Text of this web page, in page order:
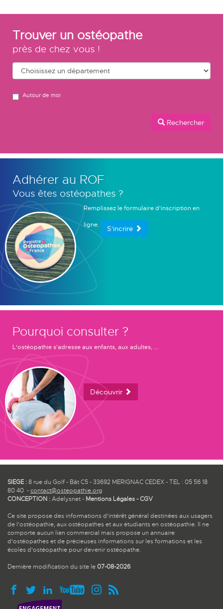
Trouver un ostéopathe
près de chez vous !
Autour de moi
Rechercher
Adhérer au ROF
Vous êtes ostéopathes ?
Remplissez le formulaire d'inscription en
ligne. S'incrire
Pourquoi consulter ?
L'ostéopathie s'adresse aux enfants, aux adultes, ...
Découvrir
SIEGE :8 rue du Golf - Bât C5 - 33692 MERIGNAC CEDEX - TEL : 05 56 18
80 40 -contact@osteopathie.org
CONCEPTION :Adelysnet- Mentions Légales-CGV
Ce site propose des informations d'intérêt général destinées aux usagers
de l'ostéopathie, aux ostéopathes et aux étudiants en ostéopathie. Il ne
comporte aucun lien commercial mais propose un annuaire
d'ostéopathes et de précieuses informations sur les formations et les
écoles d'ostéopathie pour devenir ostéopathe.
Dernière modification du site le07-08-2026